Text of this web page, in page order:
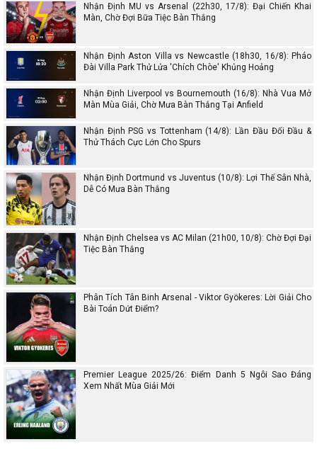
Nhận Định MU vs Arsenal (22h30, 17/8): Đại Chiến Khai
Màn, Chờ Đợi Bữa Tiệc Bàn Thắng
Nhận Định Aston Villa vs Newcastle (18h30, 16/8): Pháo
Đài Villa Park Thử Lửa 'Chích Chòe' Khủng Hoảng
Nhận Định Liverpool vs Bournemouth (16/8): Nhà Vua Mở
Màn Mùa Giải, Chờ Mưa Bàn Thắng Tại Anfield
Nhận Định PSG vs Tottenham (14/8): Lần Đầu Đối Đầu &
Thử Thách Cực Lớn Cho Spurs
Nhận Định Dortmund vs Juventus (10/8): Lợi Thế Sân Nhà,
Dễ Có Mưa Bàn Thắng
Nhận Định Chelsea vs AC Milan (21h00, 10/8): Chờ Đợi Đại
Tiệc Bàn Thắng
Phân Tích Tân Binh Arsenal - Viktor Gyökeres: Lời Giải Cho
Bài Toán Dứt Điểm?
Premier League 2025/26: Điểm Danh 5 Ngôi Sao Đáng
Xem Nhất Mùa Giải Mới